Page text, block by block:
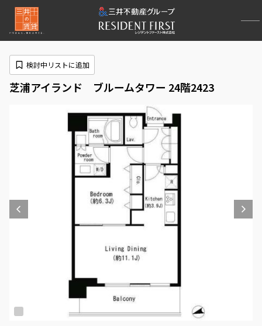
芝浦アイランド ブルームタワー 24階2423
検討中リストに追加